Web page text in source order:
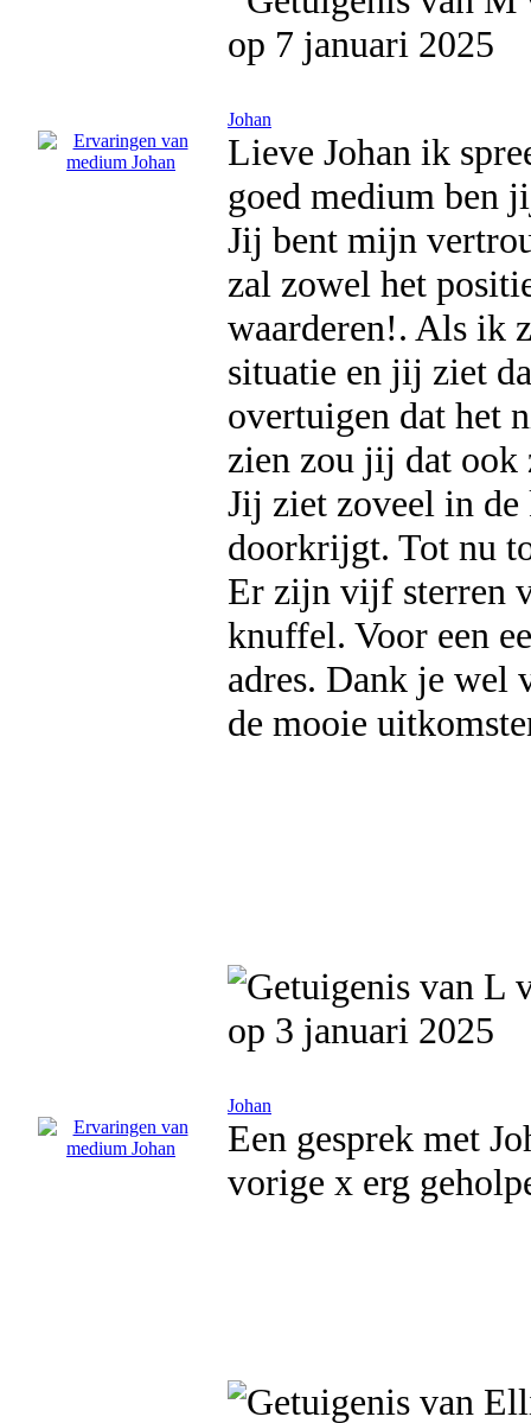
op 7 januari 2025
Johan
Lieve Johan ik
goed medium ben
Jij bent mijn
zal zowel het
waarderen!. Als ik
situatie en jij ziet
overtuigen dat het
zien zou jij dat ook
Jij ziet zoveel in de
doorkrijgt. Tot nu
Er zijn vijf sterren
knuffel. Voor een
adres. Dank je wel
de mooie
op 3 januari 2025
Johan
Een gesprek met
vorige x erg